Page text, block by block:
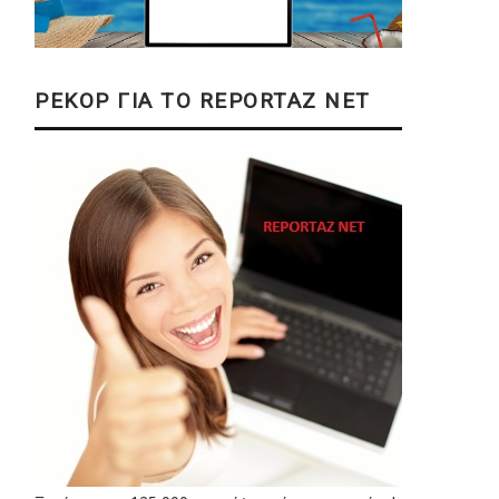
ΡΕΚΟΡ ΓΙΑ ΤΟ REPORTAZ NET